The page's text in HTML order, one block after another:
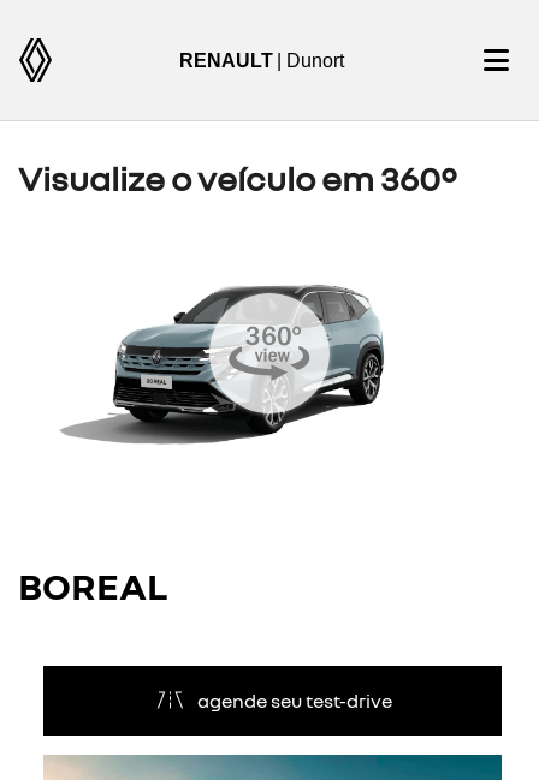
RENAULT | Dunort
Visualize o veículo em 360°
BOREAL
agende seu test-drive